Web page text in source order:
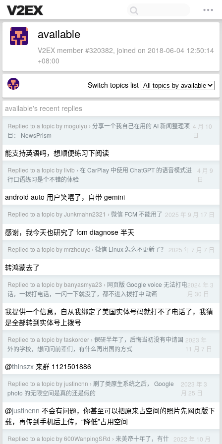
available
V2EX member #320382, joined on 2018-06-04 12:50:14
+08:00
Switch topics list
available's recent replies
Replied to a topic by moguiyu › 分享一个我自己在用的 AI 新闻整理项
目： NewsPrism
4 月 10
日
能支持英语吗，想顺便练习下阅读
Replied to a topic by livib › 在 CarPlay 中使用 ChatGPT 的语音模式进
行口语练习是个不错的体验
4 月 9
日
android auto 用户笑嘻了，自带 gemini
Replied to a topic by Junkmahn2321 › 微信 FCM 不能用了 2025 年 9 月 17 日
感谢，我今天也研究了 fcm diagnose 半天
Replied to a topic by mrzhouyc › 微信 Linux 怎么不更新了？ 2025 年 7 月 7 日
转鸿蒙去了
Replied to a topic by banyasmya23 › 网页版 Google voice 无法打电
话，一拨打电话，一闪一下就没了，都不进入拨打中 动画
2024 年 3
月 30 日
我提供一个信息，自从我绑定了美国实体号码就打不了电话了，我猜
是全部转到实体号上拨号
Replied to a topic by taskorder › 保研半年了，后悔当初没有申请国
外的学校，想问问前辈们，有什么再出国的方式
2023 年
11 月 7 日
@thinszx 来群 1121501886
Replied to a topic by justincnn › 刷了类原生系统之后， Google
photo 的无限空间是真的还是假的
2023 年 3
月 25 日
@justincnn 不会有问题，你甚至可以把原来占空间的照片先网页版下
载，再传到手机后上传，“降低”占用空间
Replied to a topic by 600WanpingSRd › 来美帝十年了，有什 2022 年 10 月